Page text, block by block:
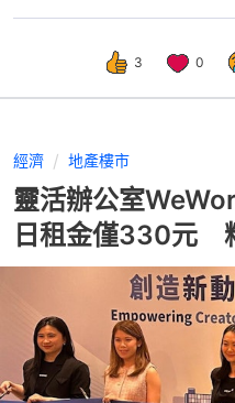
3 0
經濟 地產樓市
靈活辦公室
日租金僅330元